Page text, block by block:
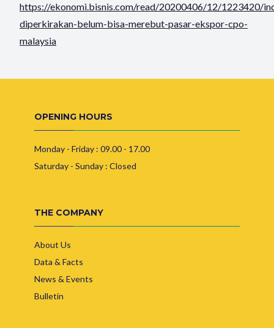
https://ekonomi.bisnis.com/read/20200406/12/1223420/
diperkirakan-belum-bisa-merebut-pasar-ekspor-cpo-
malaysia
OPENING HOURS
Monday - Friday : 09.00 - 17.00
Saturday - Sunday : Closed
THE COMPANY
About Us
Data & Facts
News & Events
Bulletin